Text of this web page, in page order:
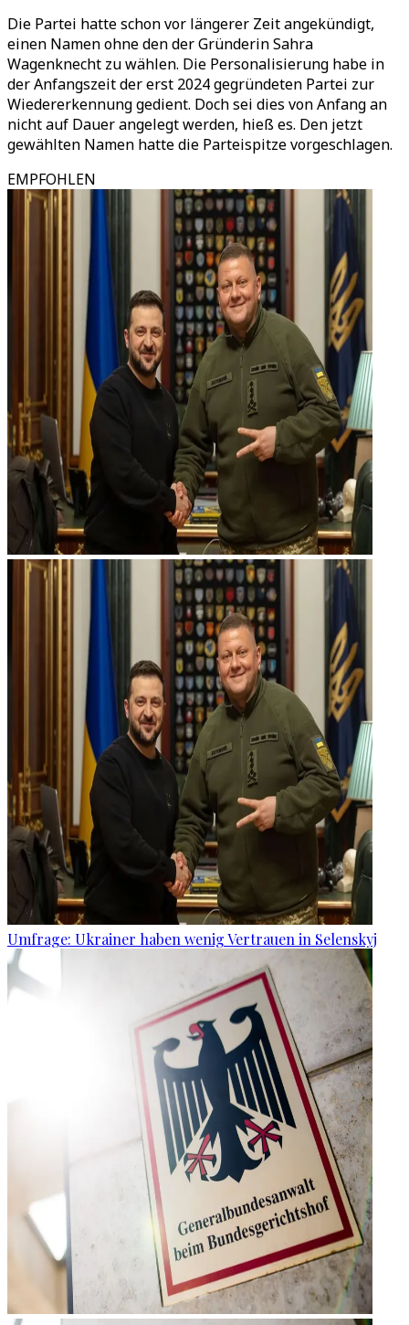
Die Partei hatte schon vor längerer Zeit angekündigt,
einen Namen ohne den der Gründerin Sahra
Wagenknecht zu wählen. Die Personalisierung habe in
der Anfangszeit der erst 2024 gegründeten Partei zur
Wiedererkennung gedient. Doch sei dies von Anfang an
nicht auf Dauer angelegt werden, hieß es. Den jetzt
gewählten Namen hatte die Parteispitze vorgeschlagen.
EMPFOHLEN
Umfrage: Ukrainer haben wenig Vertrauen in Selenskyj